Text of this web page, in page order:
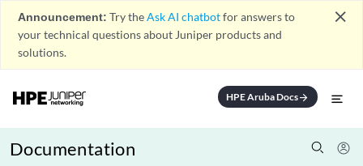
Announcement: Try theAsk AI chatbotfor answers to
your technical questions about Juniper products and
solutions.
close
HPE Aruba Docsarrow_forward
Documentation